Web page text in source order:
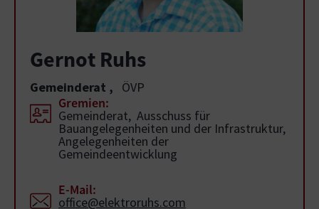
Gernot Ruhs
Gemeinderat ,
ÖVP
Gremien:
Gemeinderat, Ausschuss für
Bauangelegenheiten und der Infrastruktur,
Angelegenheiten der
Gemeindeentwicklung
E-Mail:
office@elektroruhs.com